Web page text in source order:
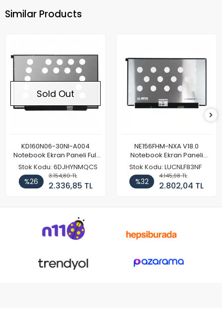
Similar Products
Sold Out
KD160N06-30NI-A004
Notebook Ekran Paneli Full
HD
Stok Kodu: 6DJHYNMQCS
%26
3.154,80 TL
2.336,85 TL
NE156FHM-NXA V18.0
Notebook Ekran Paneli
144Hz
Stok Kodu: LUCNLF83NF
%32
4.145,98 TL
2.802,04 TL